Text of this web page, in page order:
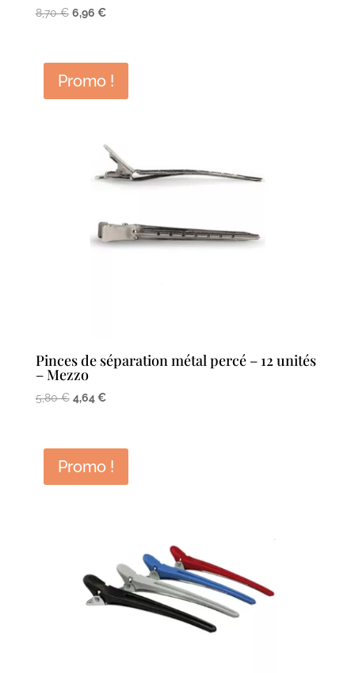
8,70€ Le
était :
8,70 €.
6,96 €Le
est :
6,96 €.
Promo !
Pinces de séparation métal percé – 12 unités
– Mezzo
5,80€ Le
était :
5,80 €.
4,64€Le
est :
4,64 €.
Promo !